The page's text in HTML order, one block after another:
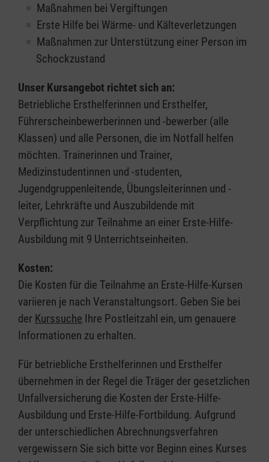
Maßnahmen bei Vergiftungen
Erste Hilfe bei Wärme- und Kälteverletzungen
Maßnahmen zur Unterstützung einer Person im
Schockzustand
Unser Kursangebot richtet sich an:
Betriebliche Ersthelferinnen und Ersthelfer,
Führerscheinbewerberinnen und -bewerber (alle
Klassen) und alle Personen, die im Notfall helfen
möchten. Trainerinnen und Trainer,
Medizinstudentinnen und -studenten,
Jugendgruppenleitende, Übungsleiterinnen und -
leiter, Lehrkräfte und Auszubildende mit
Verpflichtung zur Teilnahme an einer Erste-Hilfe-
Ausbildung mit 9 Unterrichtseinheiten.
Kosten:
Die Kosten für die Teilnahme an Erste-Hilfe-Kursen
variieren je nach Veranstaltungsort. Geben Sie bei
der Kurssuche Ihre Postleitzahl ein, um genauere
Informationen zu erhalten.
Für betriebliche Ersthelferinnen und Ersthelfer
übernehmen in der Regel die Träger der gesetzlichen
Unfallversicherung die Kosten der Erste-Hilfe-
Ausbildung und Erste-Hilfe-Fortbildung. Aufgrund
der unterschiedlichen Abrechnungsverfahren
vergewissern Sie sich bitte vor Beginn eines Kurses